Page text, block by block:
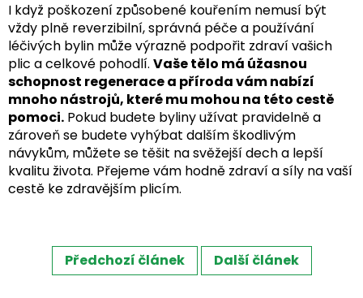
I když poškození způsobené kouřením nemusí být
vždy plně reverzibilní, správná péče a používání
léčivých bylin může výrazně podpořit zdraví vašich
plic a celkové pohodlí. Vaše tělo má úžasnou
schopnost regenerace a příroda vám nabízí
mnoho nástrojů, které mu mohou na této cestě
pomoci. Pokud budete byliny užívat pravidelně a
zároveň se budete vyhýbat dalším škodlivým
návykům, můžete se těšit na svěžejší dech a lepší
kvalitu života. Přejeme vám hodně zdraví a síly na vaší
cestě ke zdravějším plicím.
Předchozí článek Další článek